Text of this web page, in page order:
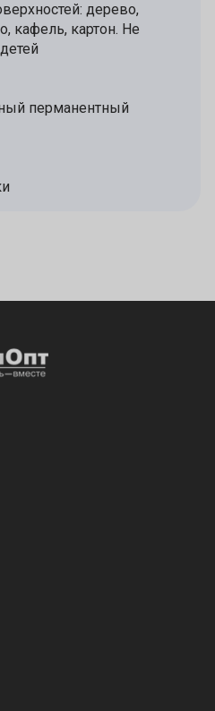
дерево,
кафель, картон. Не
перманентный